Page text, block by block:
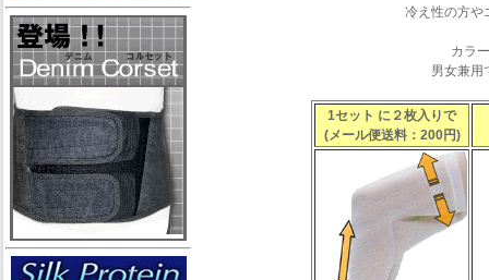
冷え性の方や
カラ
男女兼用
1セット に２枚入りで
(メール便送料：200円)